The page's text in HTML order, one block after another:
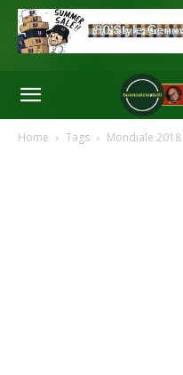
Home Tags Mondiale 2018